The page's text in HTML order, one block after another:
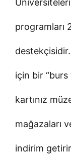
programları
için bir
kartınız
mağazaları
indirim